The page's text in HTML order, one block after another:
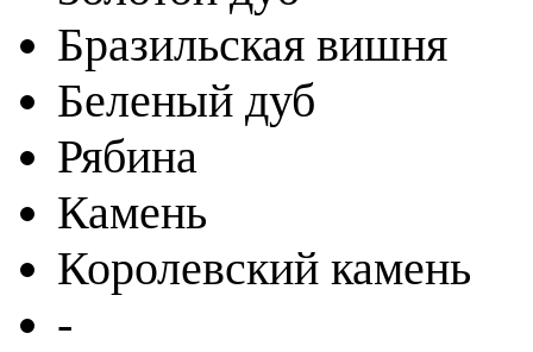
Бразильская вишня
Беленый дуб
Рябина
Камень
Королевский камень
-